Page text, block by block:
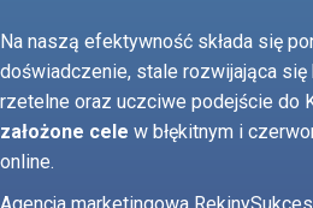
Na naszą efektywność składa się
doświadczenie, stale rozwijająca
rzetelne oraz uczciwe podejście do
założone cele w błękitnym i
online.